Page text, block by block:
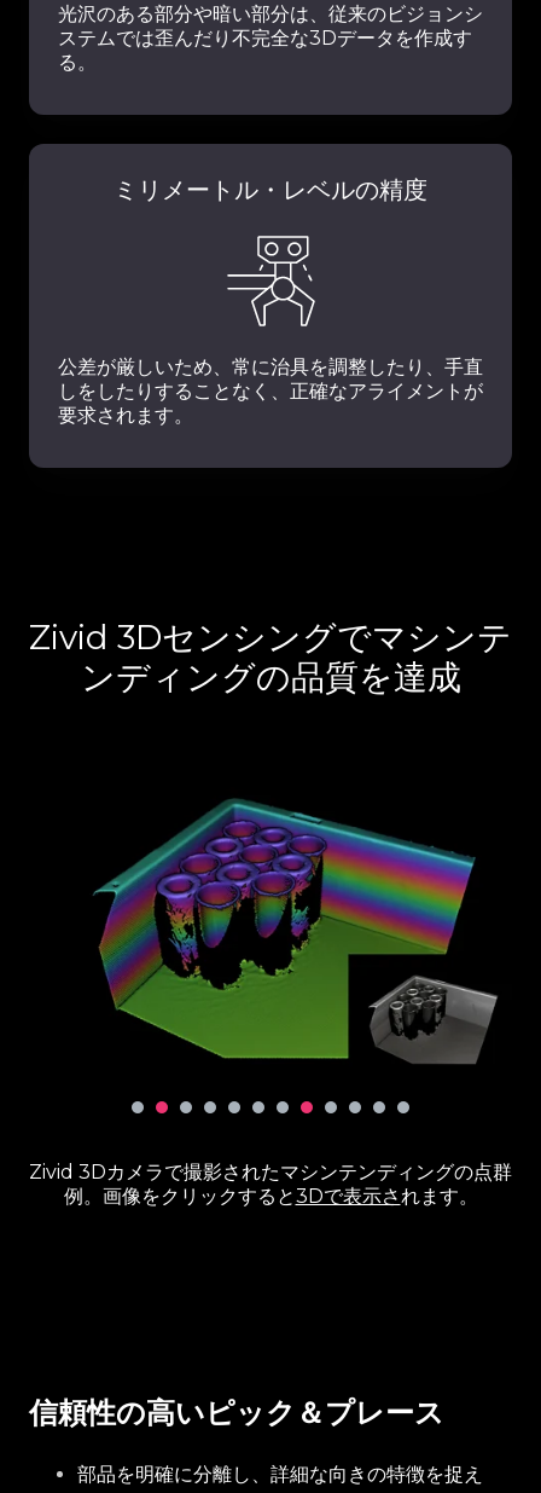
光沢のある部分や暗い部分は、従来のビジョンシ
ステムでは歪んだり不完全な3Dデータを作成す
る。
ミリメートル・レベルの精度
公差が厳しいため、常に治具を調整したり、手直
しをしたりすることなく、正確なアライメントが
要求されます。
Zivid 3Dセンシングでマシンテ
ンディングの品質を達成
Zivid 3Dカメラで撮影されたマシンテンディングの点群
例。画像をクリックすると3Dで表示されます。
信頼性の高いピック＆プレース
部品を明確に分離し、詳細な向きの特徴を捉え